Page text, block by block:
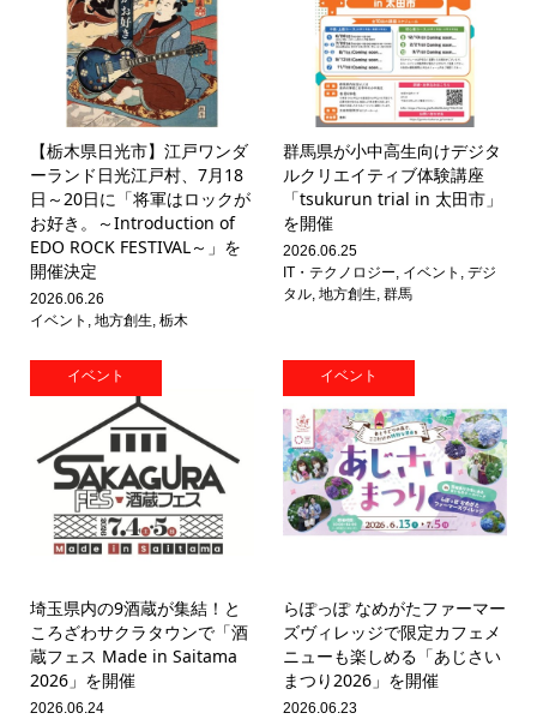
【栃木県日光市】江戸ワンダ
ーランド日光江戸村、7月18
日～20日に「将軍はロックが
お好き。～Introduction of
EDO ROCK FESTIVAL～」を
開催決定
2026.06.26
イベント , 地方創生, 栃木
群馬県が小中高生向けデジタ
ルクリエイティブ体験講座
「tsukurun trial in 太田市」
を開催
2026.06.25
IT・テクノロジー, イベント ,デジ
タル,地方創生,群馬
イベント
埼玉県内の9酒蔵が集結！と
ころざわサクラタウンで「酒
蔵フェス Made in Saitama
2026」を開催
2026.06.24
イベント
らぽっぽ なめがたファーマー
ズヴィレッジで限定カフェメ
ニューも楽しめる「あじさい
まつり2026」を開催
2026.06.23